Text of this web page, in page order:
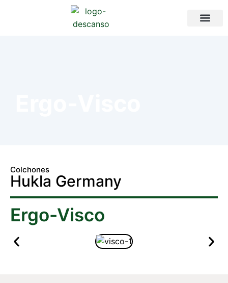
Colchones
Hukla Germany
Ergo-Visco